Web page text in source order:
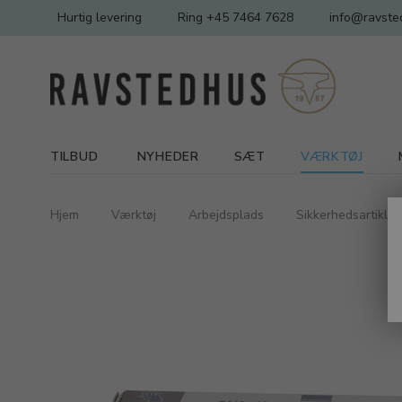
Hurtig levering Ring +45 7464 7628
TILBUD NYHEDER SÆT VÆRKTØJ
Hjem Værktøj Arbejdsplads Sikkerhedsartikler